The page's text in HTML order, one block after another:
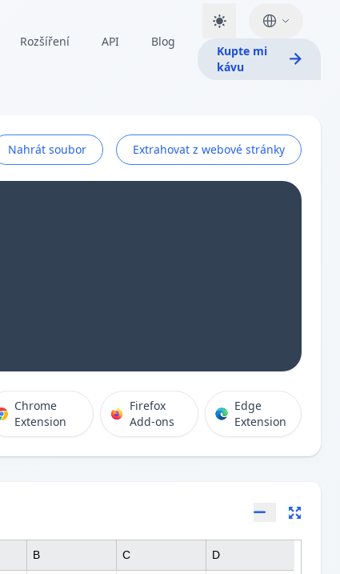
Rozšíření API Blog
Kupte mi
kávu
Nahrát soubor Extrahovat z webové stránky
Chrome
Extension
Firefox
Add-ons
Edge
Extension
B C D